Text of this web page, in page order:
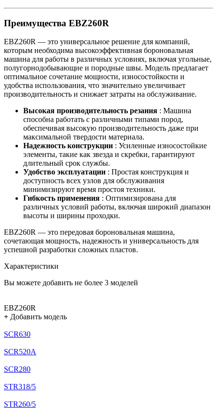
Преимущества EBZ260R
EBZ260R — это универсальное решение для компаний,
которым необходима высокоэффективная бороновальная
машина для работы в различных условиях, включая угольные,
полугорнодобывающие и породные швы. Модель предлагает
оптимальное сочетание мощности, износостойкости и
удобства использования, что значительно увеличивает
производительность и снижает затраты на обслуживание.
Высокая производительность резания : Машина
способна работать с различными типами пород,
обеспечивая высокую производительность даже при
максимальной твердости материала.
Надежность конструкции : Усиленные износостойкие
элементы, такие как звезда и скребки, гарантируют
длительный срок службы.
Удобство эксплуатации : Простая конструкция и
доступность всех узлов для обслуживания
минимизируют время простоя техники.
Гибкость применения : Оптимизирована для
различных условий работы, включая широкий диапазон
высоты и ширины проходки.
EBZ260R — это передовая бороновальная машина,
сочетающая мощность, надежность и универсальность для
успешной разработки сложных пластов.
Характеристики
Вы можете добавить не более 3 моделей
EBZ260R
+ Добавить модель
SCR630
SCR520A
SCR280
STR318/5
STR260/5